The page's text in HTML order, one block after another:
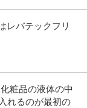
肉売り場スタッフ
てもらえます
小売＞小売 ※会員属
レバテックフリ
粧品の液体の中
れるのが最初の